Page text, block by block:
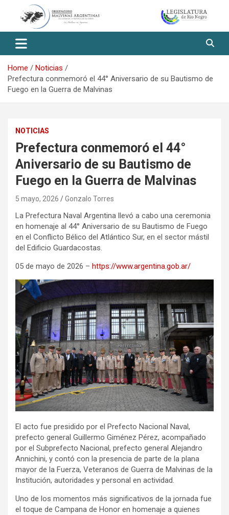
Observatorio Malvinas – Río
Negro
Home
Noticias
Prefectura conmemoró el 44° Aniversario de su Bautismo de
Fuego en la Guerra de Malvinas
NOTICIAS
Prefectura conmemoró el 44°
Aniversario de su Bautismo de
Fuego en la Guerra de Malvinas
5 mayo, 2026 Gonzalo Torres
La Prefectura Naval Argentina llevó a cabo una ceremonia
en homenaje al 44° Aniversario de su Bautismo de Fuego
en el Conflicto Bélico del Atlántico Sur, en el sector mástil
del Edificio Guardacostas.
05 de mayo de 2026 – https://www.argentina.gob.ar/
El acto fue presidido por el Prefecto Nacional Naval,
prefecto general Guillermo Giménez Pérez, acompañado
por el Subprefecto Nacional, prefecto general Alejandro
Annichini, y contó con la presencia de parte de la plana
mayor de la Fuerza, Veteranos de Guerra de Malvinas de la
Institución, autoridades y personal en actividad.
Uno de los momentos más significativos de la jornada fue
el toque de Campana de Honor en homenaje a quienes